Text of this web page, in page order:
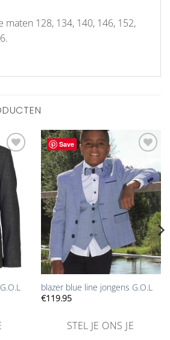
128, 134, 140, 146, 152,
Aan
Save
verlanglijst
toevoegen
blazer blue line jongens G.O.L
€119.95
STEL JE ONS JE